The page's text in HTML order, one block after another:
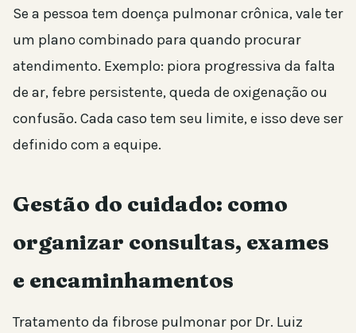
Se a pessoa tem doença pulmonar crônica, vale ter
um plano combinado para quando procurar
atendimento. Exemplo: piora progressiva da falta
de ar, febre persistente, queda de oxigenação ou
confusão. Cada caso tem seu limite, e isso deve ser
definido com a equipe.
Gestão do cuidado: como
organizar consultas, exames
e encaminhamentos
Tratamento da fibrose pulmonar por Dr. Luiz